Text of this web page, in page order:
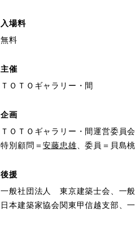
入場料
無料
主催
ＴＯＴＯギャラリー・間
企画
ＴＯＴＯギャラリー・間運営委員会
特別顧問＝安藤忠雄、委員＝貝島
後援
一般社団法人 東京建築士会、一
日本建築家協会関東甲信越支部